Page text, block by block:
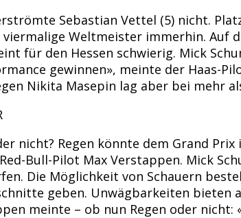
Sebastian Vettel (5) nicht.
Weltmeister immerhin. Auf
für den Hessen schwierig. Mick
gewinnen», meinte der Haas-
Nikita Masepin lag aber bei mehr
nicht? Regen könnte dem Grand
Bull-Pilot Max Verstappen. Mick
Die Möglichkeit von Schauern
geben. Unwägbarkeiten bieten
meinte – ob nun Regen oder nicht: